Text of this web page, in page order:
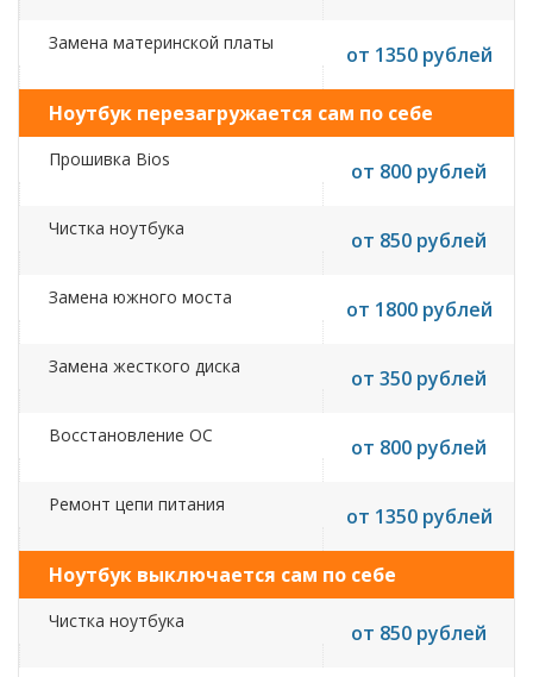
Замена материнской платы от 1350 рублей
Ноутбук перезагружается сам по себе
Прошивка Bios от 800 рублей
Чистка ноутбука от 850 рублей
Замена южного моста от 1800 рублей
Замена жесткого диска от 350 рублей
Восстановление ОС от 800 рублей
Ремонт цепи питания от 1350 рублей
Ноутбук выключается сам по себе
Чистка ноутбука от 850 рублей